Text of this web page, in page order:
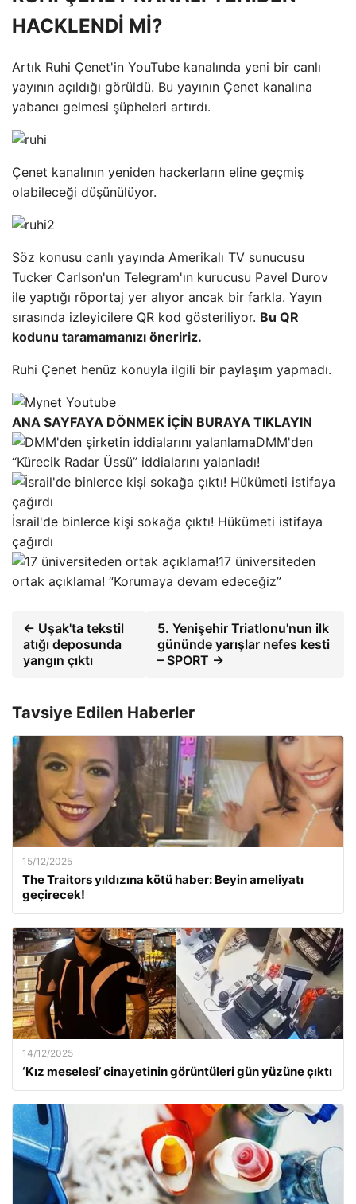
HACKLENDİ Mİ?
Artık Ruhi Çenet'in YouTube kanalında yeni bir canlı
yayının açıldığı görüldü. Bu yayının Çenet kanalına
yabancı gelmesi şüpheleri artırdı.
Çenet kanalının yeniden hackerların eline geçmiş
olabileceği düşünülüyor.
Söz konusu canlı yayında Amerikalı TV sunucusu
Tucker Carlson'un Telegram'ın kurucusu Pavel Durov
ile yaptığı röportaj yer alıyor ancak bir farkla. Yayın
sırasında izleyicilere QR kod gösteriliyor. Bu QR
kodunu taramamanızı öneririz.
Ruhi Çenet henüz konuyla ilgili bir paylaşım yapmadı.
ANA SAYFAYA DÖNMEK İÇİN BURAYA TIKLAYIN
DMM'den
“Kürecik Radar Üssü” iddialarını yalanladı!
İsrail'de binlerce kişi sokağa çıktı! Hükümeti istifaya
çağırdı
17 üniversiteden
ortak açıklama! “Korumaya devam edeceğiz”
← Uşak'ta tekstil
atığı deposunda
yangın çıktı
5. Yenişehir Triatlonu'nun ilk
gününde yarışlar nefes kesti
– SPORT →
Tavsiye Edilen Haberler
15/12/2025
The Traitors yıldızına kötü haber: Beyin ameliyatı
geçirecek!
14/12/2025
‘Kız meselesi’ cinayetinin görüntüleri gün yüzüne çıktı